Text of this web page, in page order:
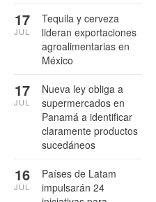
Tequila y cerveza
lideran exportaciones
agroalimentarias en
México
17
JUL
Nueva ley obliga a
supermercados en
Panamá a identificar
claramente productos
sucedáneos
17
JUL
Países de Latam
impulsarán 24
16
JUL